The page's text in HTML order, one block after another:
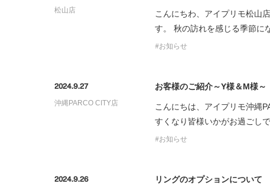
松山店
こんにちわ、アイプリモ松山
す。 秋の訪れを感じる季節に
お知らせ
2024.9.27
沖縄PARCO CITY店
お客様のご紹介～Y様＆M様～
こんにちは、アイプリモ沖縄
すくなり皆様いかがお過ごし
お知らせ
2024.9.26
リングのオプションについて